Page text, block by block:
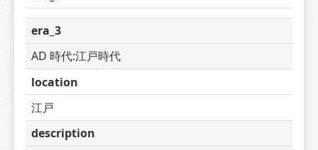
era_3
AD 時代:江戸時代
location
江戸
description